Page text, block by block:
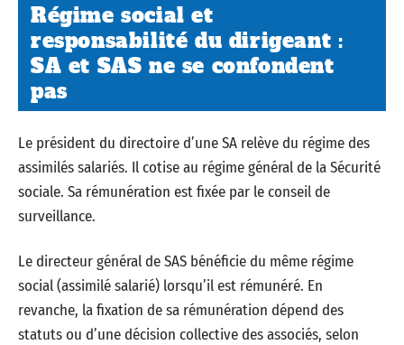
Régime social et
responsabilité du dirigeant :
SA et SAS ne se confondent
pas
Le président du directoire d’une SA relève du régime des
assimilés salariés. Il cotise au régime général de la Sécurité
sociale. Sa rémunération est fixée par le conseil de
surveillance.
Le directeur général de SAS bénéficie du même régime
social (assimilé salarié) lorsqu’il est rémunéré. En
revanche, la fixation de sa rémunération dépend des
statuts ou d’une décision collective des associés, selon